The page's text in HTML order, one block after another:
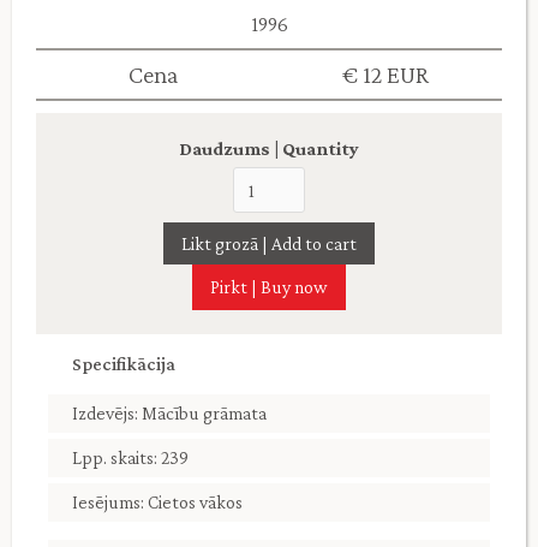
1996
Cena € 12 EUR
Daudzums | Quantity
Pirkt | Buy now
Specifikācija
Izdevējs: Mācību grāmata
Lpp. skaits: 239
Iesējums: Cietos vākos